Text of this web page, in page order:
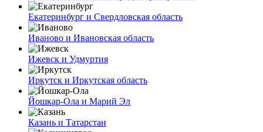
Екатеринбург и Свердловская область
Иваново и Ивановская область
Ижевск и Удмуртия
Иркутск и Иркутская область
Йошкар-Ола и Марий Эл
Казань и Татарстан